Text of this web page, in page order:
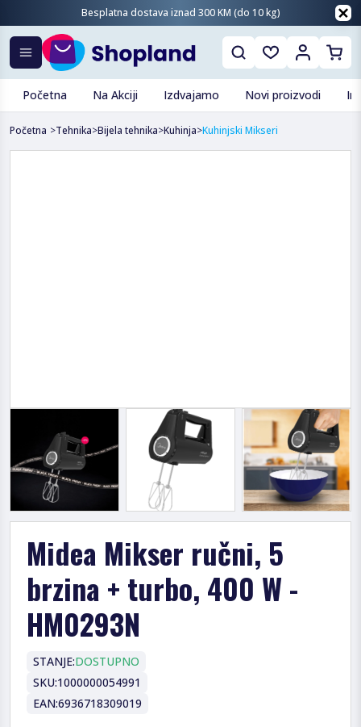
Besplatna dostava iznad 300 KM (do 10 kg)
Početna Na Akciji Izdvajamo Novi proizvodi
Početna >Tehnika>Bijela tehnika>Kuhinja>Kuhinjski Mikseri
Midea Mikser ručni, 5
brzina + turbo, 400 W -
HM0293N
STANJE:DOSTUPNO
SKU:1000000054991
EAN:6936718309019